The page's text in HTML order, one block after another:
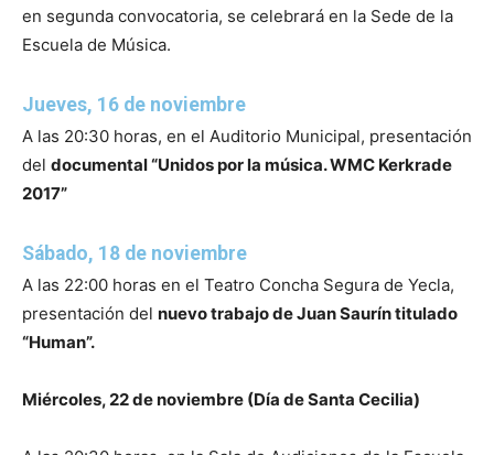
en segunda convocatoria, se celebrará en la Sede de la
Escuela de Música.
Jueves, 16 de noviembre
A las 20:30 horas, en el Auditorio Municipal, presentación
del documental “Unidos por la música. WMC Kerkrade
2017”
Sábado, 18 de noviembre
A las 22:00 horas en el Teatro Concha Segura de Yecla,
presentación del nuevo trabajo de Juan Saurín titulado
“Human”.
Miércoles, 22 de noviembre (Día de Santa Cecilia)